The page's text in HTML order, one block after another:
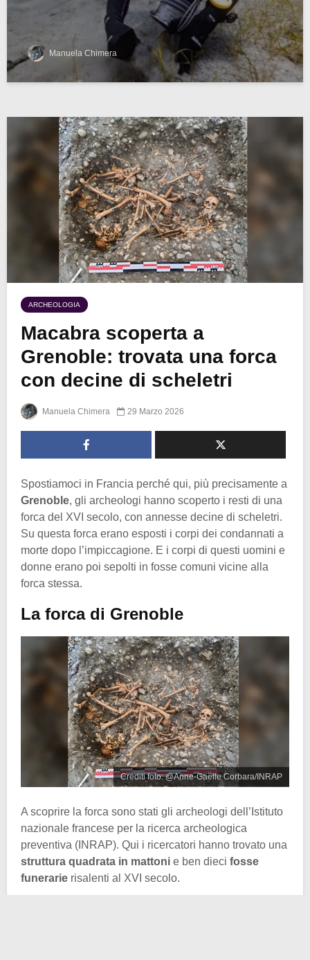
Manuela Chimera
ARCHEOLOGIA
Macabra scoperta a
Grenoble: trovata una forca
con decine di scheletri
Manuela Chimera 29 Marzo 2026
Spostiamoci in Francia perché qui, più precisamente a
Grenoble, gli archeologi hanno scoperto i resti di una
forca del XVI secolo, con annesse decine di scheletri.
Su questa forca erano esposti i corpi dei condannati a
morte dopo l’impiccagione. E i corpi di questi uomini e
donne erano poi sepolti in fosse comuni vicine alla
forca stessa.
La forca di Grenoble
Crediti foto: @Anne-Gaëlle Corbara/INRAP
A scoprire la forca sono stati gli archeologi dell’Istituto
nazionale francese per la ricerca archeologica
preventiva (INRAP). Qui i ricercatori hanno trovato una
struttura quadrata in mattoni e ben dieci fosse
funerarie risalenti al XVI secolo.